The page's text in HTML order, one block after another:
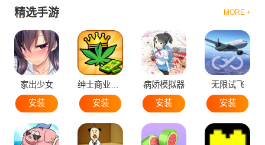
精选手游 MORE +
家出少女
安装
安装
病娇模拟器
安装
无限试飞
安装